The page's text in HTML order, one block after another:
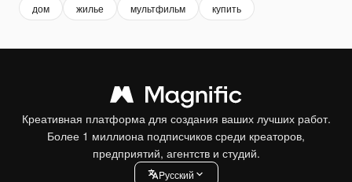
дом жилье мультфильм купить
Креативная платформа для создания ваших лучших работ.
Более 1 миллиона подписчиков среди креаторов,
предприятий, агентств и студий.
Pусский